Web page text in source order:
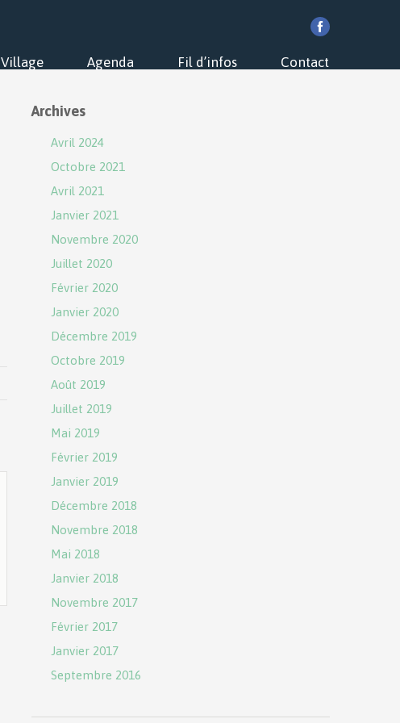
Village Agenda Fil d’infos Contact
Archives
Avril 2024
Octobre 2021
Avril 2021
Janvier 2021
Novembre 2020
Juillet 2020
Février 2020
Janvier 2020
Décembre 2019
Octobre 2019
Août 2019
Juillet 2019
Mai 2019
Février 2019
Janvier 2019
Décembre 2018
Novembre 2018
Mai 2018
Janvier 2018
Novembre 2017
Février 2017
Janvier 2017
Septembre 2016